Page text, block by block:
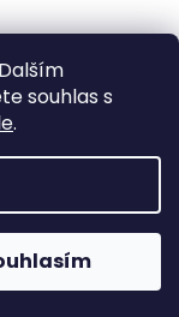
souhlas s
.
práva